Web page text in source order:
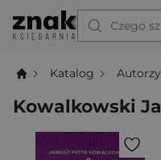
Czego
Katalog Autorzy
Kowalkowski